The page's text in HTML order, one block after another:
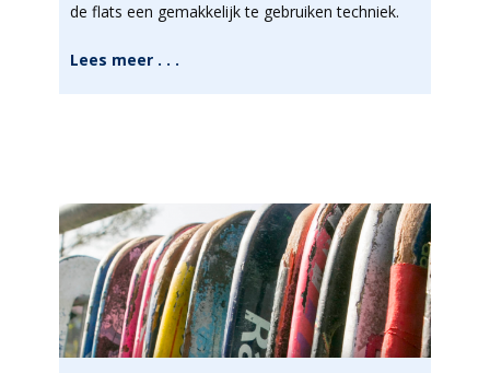
de flats een gemakkelijk te gebruiken techniek.
Lees meer . . .